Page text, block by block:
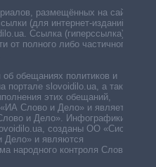
размещённых на сайте,
(для интернет-изданий —
Ссылка (гиперссылка)
от полного либо частичного
обещаниях политиков и
портале slovoidilo.ua, а также
этих обещаний,
Слово и Дело» и является
и Дело». Инфографики,
созданы ОО «Система
Дело» и являются
народного контроля Слово и